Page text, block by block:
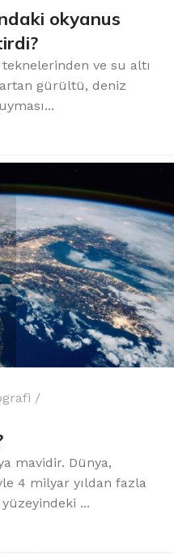
okyanus
ve su altı
gürültü, deniz
mavidir. Dünya,
4 milyar yıldan fazla
...